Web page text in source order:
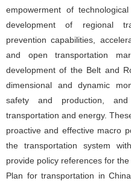
empowerment of
development of regional
prevention capabilities,
and open transportation
development of the Belt and
dimensional and dynamic
safety and production,
transportation and energy.
proactive and effective macro
the transportation system
provide policy references for
Plan for transportation in